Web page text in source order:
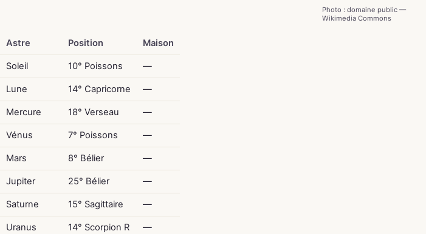
Photo : domaine public —
Wikimedia Commons
Astre Position Maison
Soleil 10° Poissons —
Lune 14° Capricorne —
Mercure 18° Verseau —
Vénus 7° Poissons —
Mars 8° Bélier —
Jupiter 25° Bélier —
Saturne 15° Sagittaire —
Uranus 14° Scorpion R —